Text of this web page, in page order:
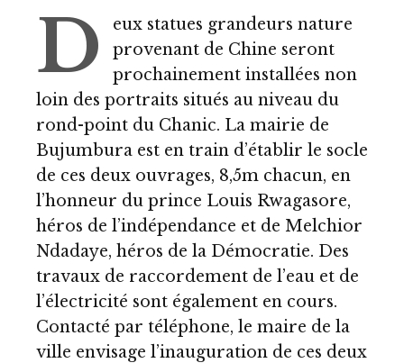
D
eux statues grandeurs nature
provenant de Chine seront
prochainement installées non
loin des portraits situés au niveau du
rond-point du Chanic. La mairie de
Bujumbura est en train d’établir le socle
de ces deux ouvrages, 8,5m chacun, en
l’honneur du prince Louis Rwagasore,
héros de l’indépendance et de Melchior
Ndadaye, héros de la Démocratie. Des
travaux de raccordement de l’eau et de
l’électricité sont également en cours.
Contacté par téléphone, le maire de la
ville envisage l’inauguration de ces deux